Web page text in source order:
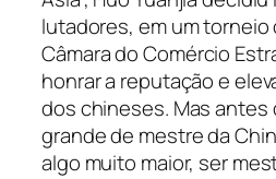
lutadores, em um torneio
Câmara do Comércio
honrar a reputação e
dos chineses. Mas antes
grande de mestre da
algo muito maior, ser